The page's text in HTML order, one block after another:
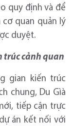
quy định và để
cơ quan quản lý
duyệt.
trúc cảnh quan
gian kiến trúc
chung, Du Gìà
tiếp cận trực
án kết nối với